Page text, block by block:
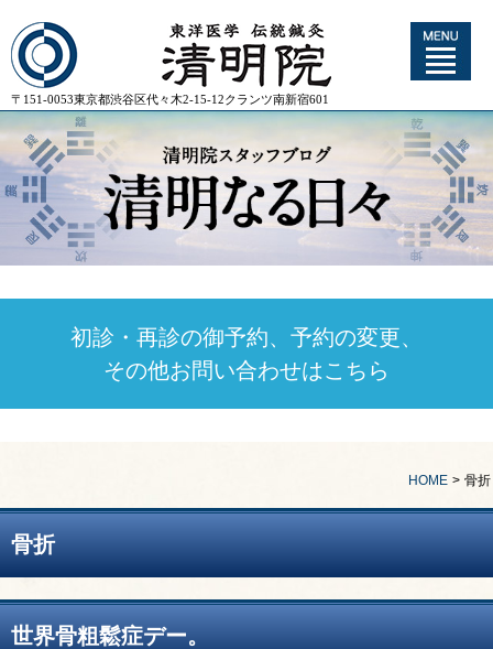
〒151-0053東京都渋谷区代々木2-15-12クランツ南新宿601
初診・再診の御予約、予約の変更、
その他お問い合わせはこちら
HOME > 骨折
骨折
世界骨粗鬆症デー。